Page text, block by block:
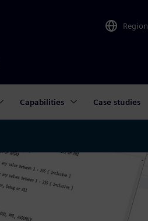
Region
Capabilities Case studies